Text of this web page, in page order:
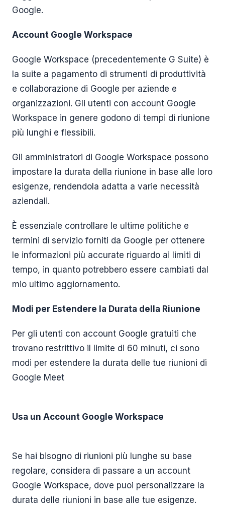
Google.
Account Google Workspace
Google Workspace (precedentemente G Suite) è
la suite a pagamento di strumenti di produttività
e collaborazione di Google per aziende e
organizzazioni. Gli utenti con account Google
Workspace in genere godono di tempi di riunione
più lunghi e flessibili.
Gli amministratori di Google Workspace possono
impostare la durata della riunione in base alle loro
esigenze, rendendola adatta a varie necessità
aziendali.
È essenziale controllare le ultime politiche e
termini di servizio forniti da Google per ottenere
le informazioni più accurate riguardo ai limiti di
tempo, in quanto potrebbero essere cambiati dal
mio ultimo aggiornamento.
Modi per Estendere la Durata della Riunione
Per gli utenti con account Google gratuiti che
trovano restrittivo il limite di 60 minuti, ci sono
modi per estendere la durata delle tue riunioni di
Google Meet
Usa un Account Google Workspace
Se hai bisogno di riunioni più lunghe su base
regolare, considera di passare a un account
Google Workspace, dove puoi personalizzare la
durata delle riunioni in base alle tue esigenze.